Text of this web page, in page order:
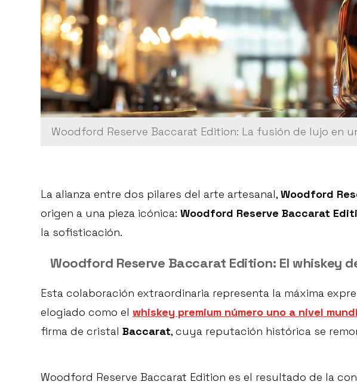
Woodford Reserve Baccarat Edition: La fusión de lujo en
La alianza entre dos pilares del arte artesanal, Woodford
origen a una pieza icónica: Woodford Reserve Baccarat
la sofisticación.
Woodford Reserve Baccarat Edition: El whiskey
Esta colaboración extraordinaria representa la máxima
elogiado como el whiskey premium número uno a nivel
firma de cristal Baccarat, cuya reputación histórica se
Woodford Reserve Baccarat Edition es el resultado de la